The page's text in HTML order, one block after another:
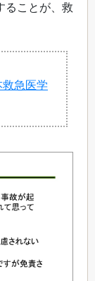
ることが、救
急医学